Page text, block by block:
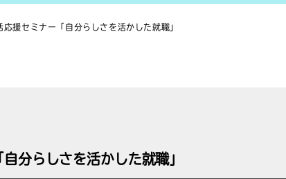
援セミナー「自分らしさを活かした就職」
分らしさを活かした就職」